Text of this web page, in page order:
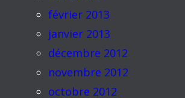
février 2013
janvier 2013
décembre 2012
novembre 2012
octobre 2012